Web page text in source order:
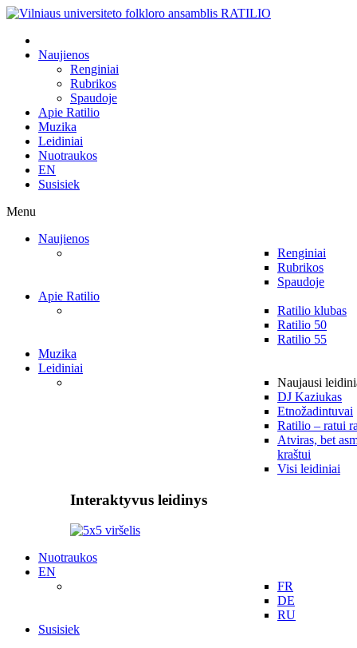
Naujienos
Renginiai
Rubrikos
Spaudoje
Apie Ratilio
Muzika
Leidiniai
Nuotraukos
EN
Susisiek
Menu
Naujienos
Renginiai
Rubrikos
Spaudoje
Apie Ratilio
Ratilio klubas
Ratilio 50
Ratilio 55
Muzika
Leidiniai
Naujausi
DJ Kaziukas
Etnožadintuvai
Ratilio – ratui
Atviras, bet
kraštui
Visi leidiniai
Interaktyvus leidinys
Nuotraukos
EN
FR
DE
RU
Susisiek